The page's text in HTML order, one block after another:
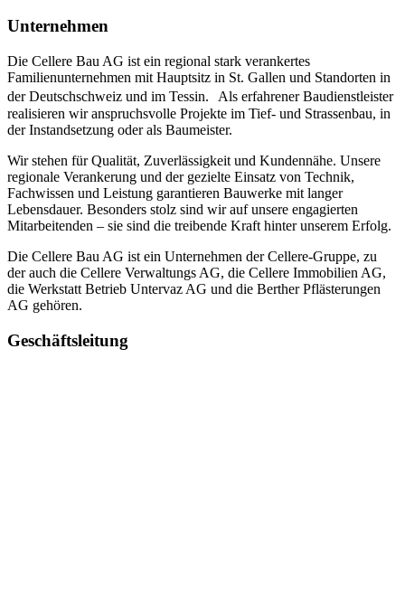
Unternehmen
Die Cellere Bau AG ist ein regional stark verankertes
Familienunternehmen mit Hauptsitz in St. Gallen und Standorten in
der Deutschschweiz und im Tessin. Als erfahrener Baudienstleister
realisieren wir anspruchsvolle Projekte im Tief- und Strassenbau, in
der Instandsetzung oder als Baumeister.
Wir stehen für Qualität, Zuverlässigkeit und Kundennähe. Unsere
regionale Verankerung und der gezielte Einsatz von Technik,
Fachwissen und Leistung garantieren Bauwerke mit langer
Lebensdauer. Besonders stolz sind wir auf unsere engagierten
Mitarbeitenden – sie sind die treibende Kraft hinter unserem Erfolg.
Die Cellere Bau AG ist ein Unternehmen der Cellere-Gruppe, zu
der auch die Cellere Verwaltungs AG, die Cellere Immobilien AG,
die Werkstatt Betrieb Untervaz AG und die Berther Pflästerungen
AG gehören.
Geschäftsleitung